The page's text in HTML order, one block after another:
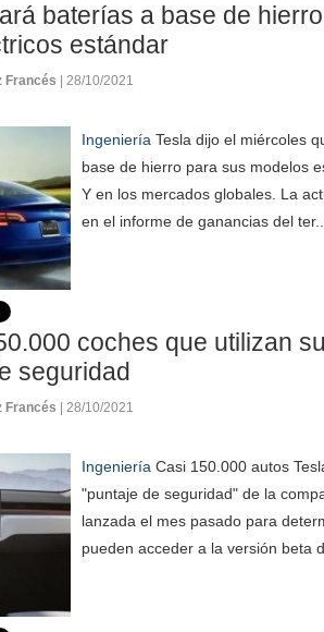
baterías a base de
estándar
Francés
| 28/10/2021
Ingeniería Tesla dijo el miércoles
base de hierro para sus modelos
Y en los mercados globales. La
en el informe de ganancias del
coches que utilizan
seguridad
Francés
| 28/10/2021
Ingeniería Casi 150.000 autos
"puntaje de seguridad" de la
lanzada el mes pasado para
pueden acceder a la versión beta